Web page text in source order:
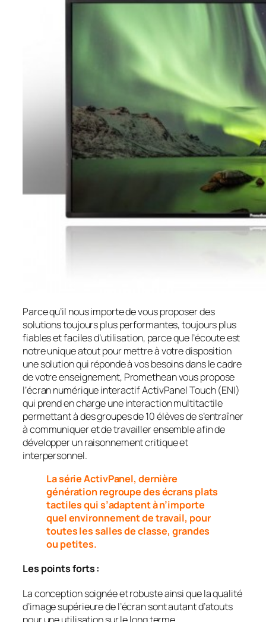
Parce qu’il nous importe de vous proposer des
solutions toujours plus performantes, toujours plus
fiables et faciles d’utilisation, parce que l’écoute est
notre unique atout pour mettre à votre disposition
une solution qui réponde à vos besoins dans le cadre
de votre enseignement, Promethean vous propose
l’écran numérique interactif ActivPanel Touch (ENI)
qui prend en charge une interaction multitactile
permettant à des groupes de 10 élèves de s’entraîner
à communiquer et de travailler ensemble afin de
développer un raisonnement critique et
interpersonnel.
La série ActivPanel, dernière
génération regroupe des écrans plats
tactiles qui s’adaptent à n’importe
quel environnement de travail, pour
toutes les salles de classe, grandes
ou petites.
Les points forts :
La conception soignée et robuste ainsi que la qualité
d’image supérieure de l’écran sont autant d’atouts